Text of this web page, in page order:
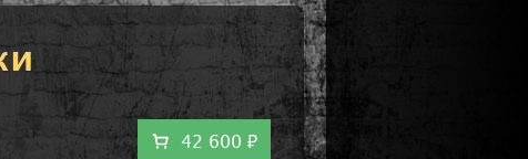
42 600 ₽